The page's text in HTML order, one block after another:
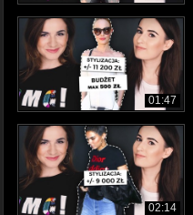
01:47
02:14